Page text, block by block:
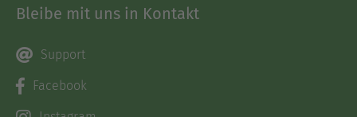
Bleibe mit uns in Kontakt
Support
Facebook